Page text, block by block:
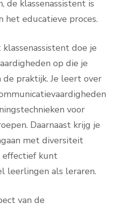
de klassenassistent is
het educatieve proces.
doe je
op die je
praktijk. Je leert over
voor
Daarnaast krijg je
met diversiteit
effectief kunt
leerlingen als leraren.
van de